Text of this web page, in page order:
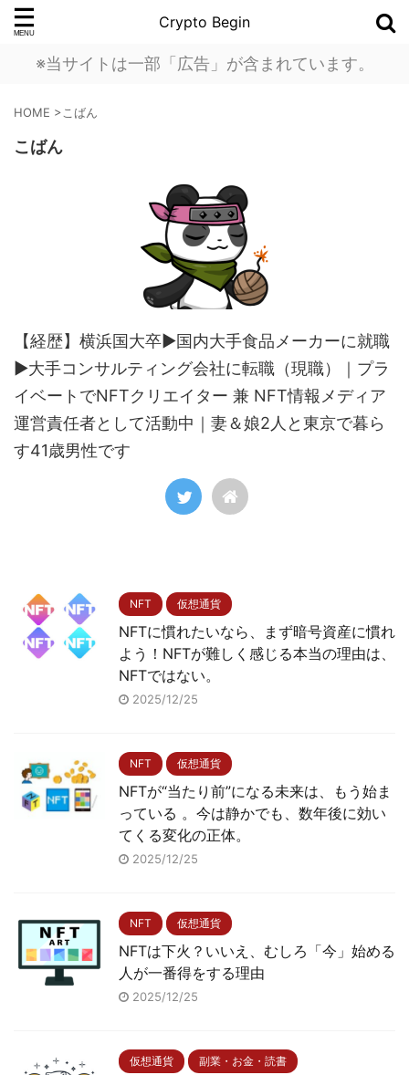
Crypto Begin
※当サイトは一部「広告」が含まれています。
HOME > こばん
こばん
【経歴】横浜国大卒▶︎国内大手食品メーカーに就職
▶︎大手コンサルティング会社に転職（現職）｜プラ
イベートでNFTクリエイター 兼 NFT情報メディア
運営責任者として活動中｜妻＆娘2人と東京で暮ら
す41歳男性です
NFT 仮想通貨
NFTに慣れたいなら、まず暗号資産に慣れ
よう！NFTが難しく感じる本当の理由は、
NFTではない。
2025/12/25
NFT 仮想通貨
NFTが“当たり前”になる未来は、もう始ま
っている 。今は静かでも、数年後に効い
てくる変化の正体。
2025/12/25
NFT 仮想通貨
NFTは下火？いいえ、むしろ「今」始める
人が一番得をする理由
2025/12/25
仮想通貨 副業・お金・読書